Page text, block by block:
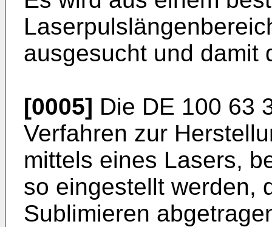
ausgesucht und damit
[0005] Die DE 100 63
Verfahren zur
mittels eines Lasers,
so eingestellt werden,
Sublimieren